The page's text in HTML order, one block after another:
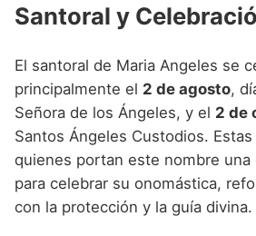
Santoral y
El santoral de Maria Angeles se
principalmente el 2 de agosto,
Señora de los Ángeles, y el 2 de
Santos Ángeles Custodios.
quienes portan este nombre
para celebrar su onomástica,
con la protección y la guía divina.